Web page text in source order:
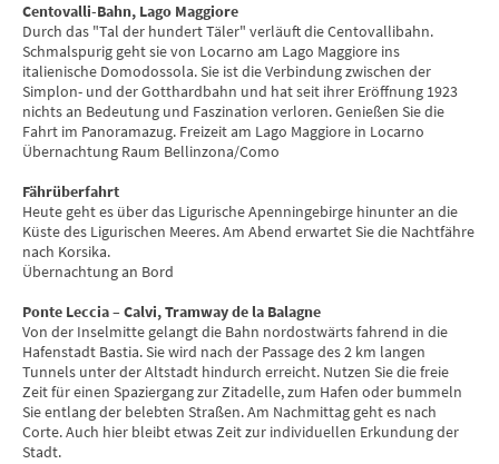
Centovalli-Bahn, Lago Maggiore
Durch das "Tal der hundert Täler" verläuft die Centovallibahn.
Schmalspurig geht sie von Locarno am Lago Maggiore ins
italienische Domodossola. Sie ist die Verbindung zwischen der
Simplon- und der Gotthardbahn und hat seit ihrer Eröffnung 1923
nichts an Bedeutung und Faszination verloren. Genießen Sie die
Fahrt im Panoramazug. Freizeit am Lago Maggiore in Locarno
Übernachtung Raum Bellinzona/Como
Fährüberfahrt
Heute geht es über das Ligurische Apenningebirge hinunter an die
Küste des Ligurischen Meeres. Am Abend erwartet Sie die Nachtfähre
nach Korsika.
Übernachtung an Bord
Ponte Leccia – Calvi, Tramway de la Balagne
Von der Inselmitte gelangt die Bahn nordostwärts fahrend in die
Hafenstadt Bastia. Sie wird nach der Passage des 2 km langen
Tunnels unter der Altstadt hindurch erreicht. Nutzen Sie die freie
Zeit für einen Spaziergang zur Zitadelle, zum Hafen oder bummeln
Sie entlang der belebten Straßen. Am Nachmittag geht es nach
Corte. Auch hier bleibt etwas Zeit zur individuellen Erkundung der
Stadt.